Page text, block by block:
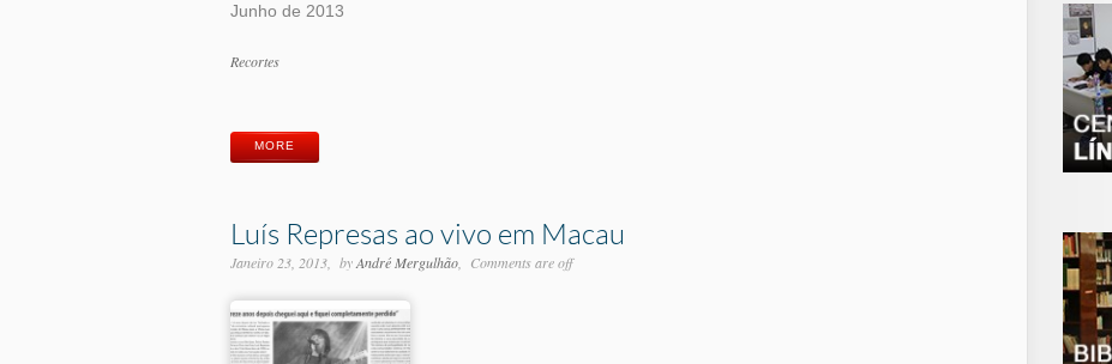
Junho de 2013
Categorias
Recortes
MORE
Luís Represas ao vivo em Macau
Janeiro 23, 2013 byAndré Mergulhão Comments are off